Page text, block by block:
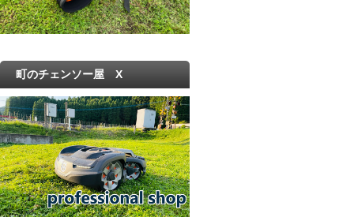
町のチェンソー屋 X